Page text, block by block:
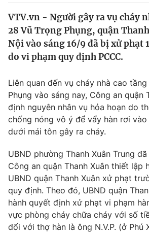
Thế giới
Tin tức
Thế giới đó đây
Câu chuyện quốc tế
Kinh tế
Tài chính
Thị trường
Góc doanh nghiệp
Dữ liệu và đời sống
Truyền hình
Hậu trường
Nhân vật
Khán giả
Giải sao mai
Giải trí
Điện ảnh
Âm nhạc
Sao
Đời sống
Du lịch
Làm đẹp
Giáo dục
Tuyển sinh
VTV.vn - Người gây ra vụ cháy
28 Vũ Trọng Phụng, quận
Nội vào sáng 16/9 đã bị xử phạt
do vi phạm quy định PCCC.
Liên quan đến vụ cháy nhà cao
Phụng vào sáng nay, Công an quận
định nguyên nhân vụ hỏa hoạn do
chống nóng vô ý để vẩy hàn rơi
dưới mái tôn gây ra cháy.
UBND phường Thanh Xuân Trung
Công an quận Thanh Xuân thiết lập
UBND quận Thanh Xuân xử phạt
quy định. Theo đó, UBND quận
hành quyết định xử phạt vi phạm
vực phòng cháy chữa cháy với số
đối với thợ hàn là ông N.V.P. (ở Phú